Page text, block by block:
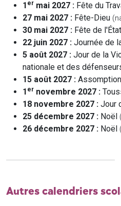
1 er mai 2027 : Fête du
27 mai 2027 : Fête-Dieu
30 mai 2027 : Fête de l'État
22 juin 2027 : Journée de
5 août 2027 : Jour de la
nationale et des
15 août 2027 : Assomption
1 er novembre 2027 :
18 novembre 2027 : Jour
25 décembre 2027 : Noël
26 décembre 2027 : Noël
Autres calendriers